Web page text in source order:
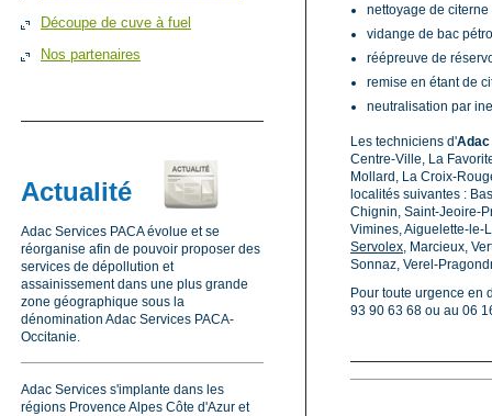
Découpe de cuve à fuel
Nos partenaires
Actualité
Adac Services PACA évolue et se
réorganise afin de pouvoir proposer des
services de dépollution et
assainissement dans une plus grande
zone géographique sous la
dénomination Adac Services PACA-
Occitanie.
Adac Services s'implante dans les
régions Provence Alpes Côte d'Azur et
nettoyage de
vidange de bac
réépreuve de
remise en étant de
neutralisation par
Les techniciens d'
Centre-Ville, La
Mollard, La Croix-
localités suivantes :
Chignin, Saint-Jeoire-
Vimines, Aiguelette-le-
Servolex, Marcieux,
Sonnaz, Verel-
Pour toute urgence en
93 90 63 68 ou au 06